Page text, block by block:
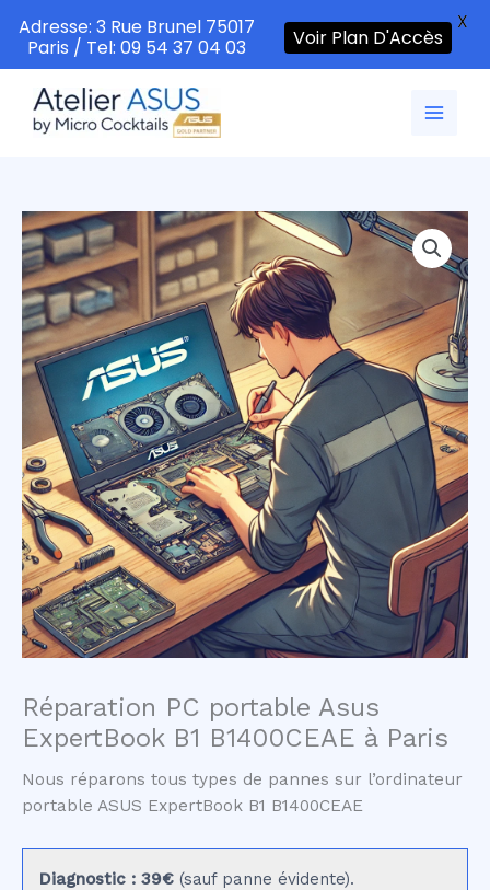
contenu
Réparation PC portable Asus
ExpertBook B1 B1400CEAE à Paris
Nous réparons tous types de pannes sur l’ordinateur
portable ASUS ExpertBook B1 B1400CEAE
Diagnostic : 39€ (sauf panne évidente).
Adresse: 3 Rue Brunel 75017
Paris / Tel: 09 54 37 04 03
Voir Plan D'Accès
X